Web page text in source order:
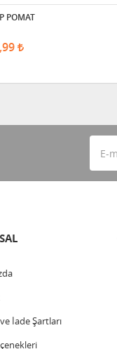
POMAT
İade Şartları